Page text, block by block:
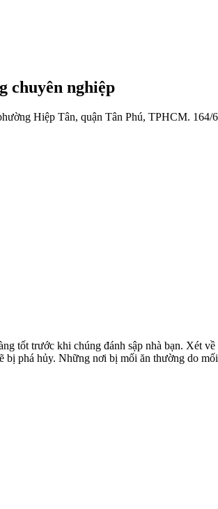
chuyên nghiệp
Hiệp Tân, quận Tân Phú, TPHCM. 164/
tốt trước khi chúng đánh sập nhà bạn. Xét
phá hủy. Những nơi bị mối ăn thường do